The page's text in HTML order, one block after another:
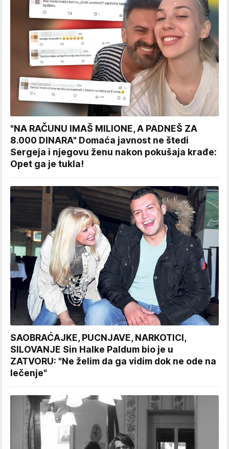
"NA RAČUNU IMAŠ MILIONE, A PADNEŠ ZA
8.000 DINARA" Domaća javnost ne štedi
Sergeja i njegovu ženu nakon pokušaja krađe:
Opet ga je tukla!
SAOBRAĆAJKE, PUCNJAVE, NARKOTICI,
SILOVANJE Sin Halke Paldum bio je u
ZATVORU: "Ne želim da ga vidim dok ne ode na
lečenje"